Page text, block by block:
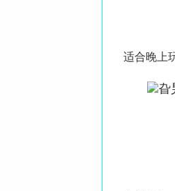
适合晚上